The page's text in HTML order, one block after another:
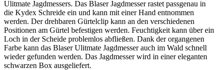
Ulitmate Jagdmessers. Das Blaser Jagdmesser rastet passgenau in
die Kydex Schreide ein und kann mit einer Hand entnommen
werden. Der drehbaren Gürtelclip kann an den verschiedenen
Positionen am Gürtel befestigen werden. Feuchtigkeit kann über ein
Loch in der Scheide problemlos abfließen. Dank der organgenen
Farbe kann das Blaser Ulitmate Jagdmesser auch im Wald schnell
wieder gefunden werden. Das Jagdmesser wird in einer eleganten
schwarzen Box ausgeliefert.